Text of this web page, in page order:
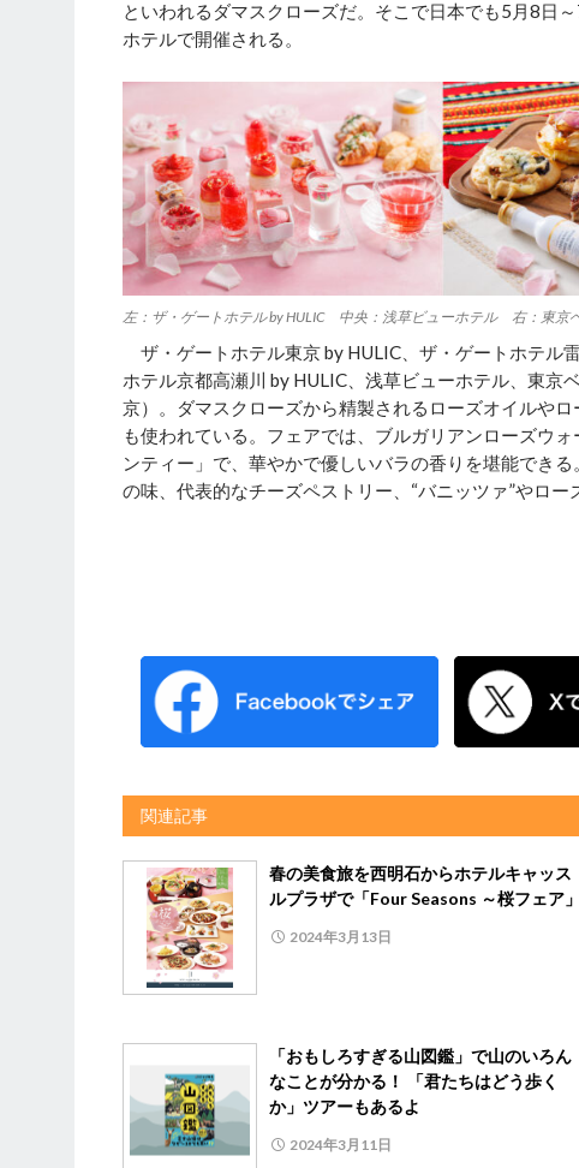
といわれるダマスクローズだ。そこで日本でも5月8日
ホテルで開催される。
左：ザ・ゲートホテル by HULIC 中央：浅草ビューホテル 右：東京
ザ・ゲートホテル東京 by HULIC、ザ・ゲートホテル
ホテル京都高瀬川 by HULIC、浅草ビューホテル、東
京）。ダマスクローズから精製されるローズオイルや
も使われている。フェアでは、ブルガリアンローズウ
ンティー」で、華やかで優しいバラの香りを堪能でき
の味、代表的なチーズペストリー、“バニッツァ”やロー
関連記事
春の美食旅を西明石からホテルキャッス
ルプラザで「Four Seasons ～桜フェア」
2024年3月13日
「おもしろすぎる山図鑑」で山のいろん
なことが分かる！ 「君たちはどう歩く
か」ツアーもあるよ
2024年3月11日